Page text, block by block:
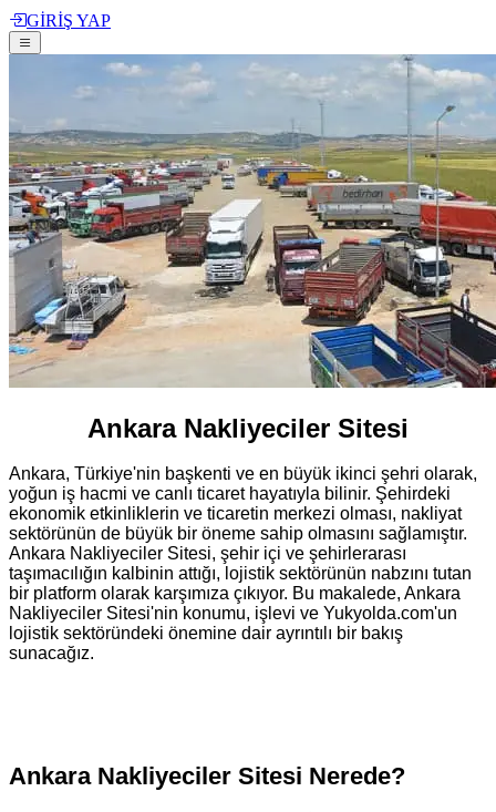
GİRİŞ YAP
Ankara Nakliyeciler Sitesi
Ankara, Türkiye'nin başkenti ve en büyük ikinci şehri olarak,
yoğun iş hacmi ve canlı ticaret hayatıyla bilinir. Şehirdeki
ekonomik etkinliklerin ve ticaretin merkezi olması, nakliyat
sektörünün de büyük bir öneme sahip olmasını sağlamıştır.
Ankara Nakliyeciler Sitesi, şehir içi ve şehirlerarası
taşımacılığın kalbinin attığı, lojistik sektörünün nabzını tutan
bir platform olarak karşımıza çıkıyor. Bu makalede, Ankara
Nakliyeciler Sitesi'nin konumu, işlevi ve Yukyolda.com'un
lojistik sektöründeki önemine dair ayrıntılı bir bakış
sunacağız.
Ankara Nakliyeciler Sitesi Nerede?